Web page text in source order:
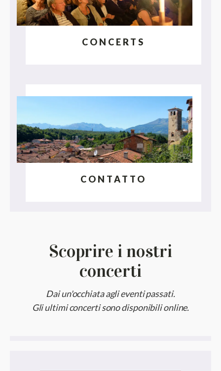
CONCERTS
CONTATTO
Scoprire i nostri
concerti
Dai un'occhiata agli eventi passati.
Gli ultimi concerti sono disponibili online.